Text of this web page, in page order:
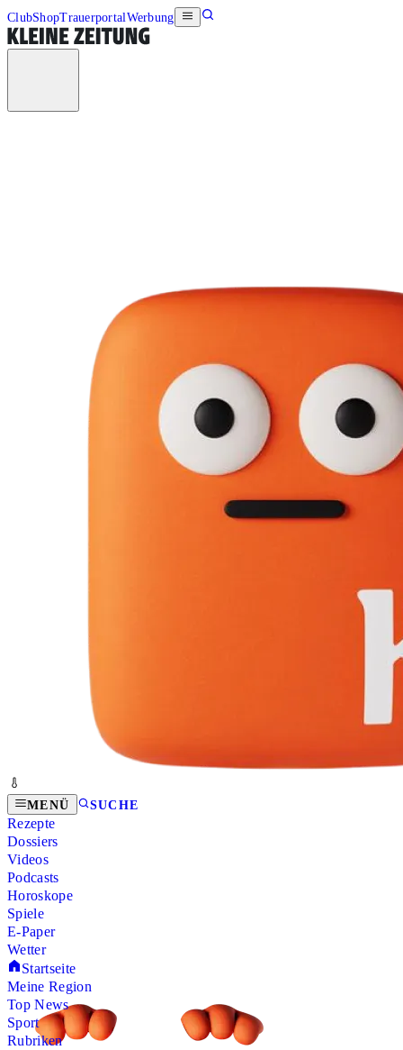
ClubShopTrauerportalWerbung
MENÜ SUCHE
Rezepte
Dossiers
Videos
Podcasts
Horoskope
Spiele
E-Paper
Wetter
Startseite
Meine Region
Top News
Sport
Rubriken